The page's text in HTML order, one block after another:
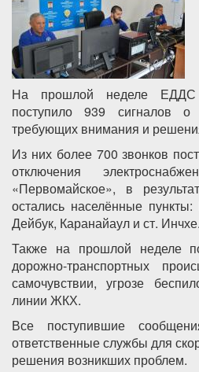
На прошлой неделе ЕДДС
поступило 939 сигналов о
требующих внимания и
Из них более 700 звонков
отключения
«Первомайское», в
остались населённые
Дейбук, Каранайаул и ст. Инчхе.
Также на прошлой неделе
дорожно-транспортных
самочувствии, угрозе
линии ЖКХ.
Все поступившие
ответственные службы для
решения возникших проблем.